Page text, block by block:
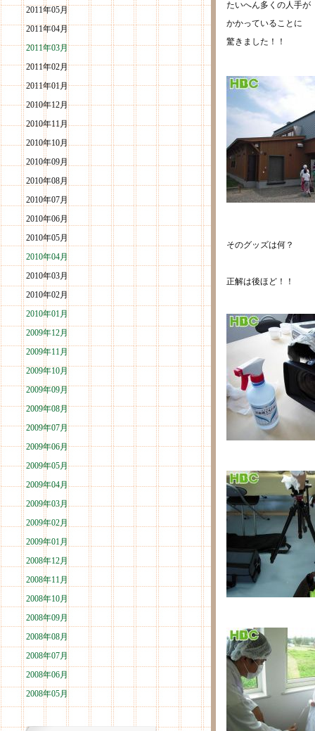
2011年05月
2011年04月
2011年03月
2011年02月
2011年01月
2010年12月
2010年11月
2010年10月
2010年09月
2010年08月
2010年07月
2010年06月
2010年05月
2010年04月
2010年03月
2010年02月
2010年01月
2009年12月
2009年11月
2009年10月
2009年09月
2009年08月
2009年07月
2009年06月
2009年05月
2009年04月
2009年03月
2009年02月
2009年01月
2008年12月
2008年11月
2008年10月
2008年09月
2008年08月
2008年07月
2008年06月
2008年05月
たいへん多くの人手が
かかっていることに
驚きました！！
そのグッズは何？
正解は後ほど！！